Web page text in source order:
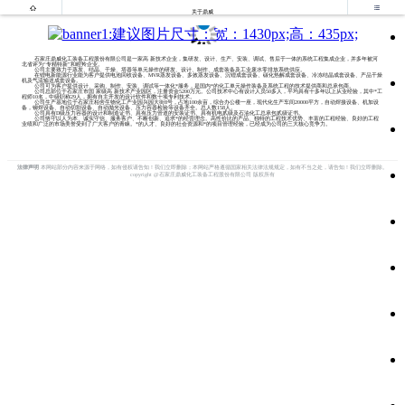

关于鼎威

石家庄鼎威化工装备工程股份有限公司是一家高 新技术企业，集研发、设计、生产、安装、调试、售后于一体的系统工程集成企业，并多年被河
北省评为“专精特新”和瞪羚企业。
公司主要致力于蒸发、结晶、干燥、塔器等单元操作的研发、设计、制作、成套装备及工业废水零排放系统供应。
在锂电新能源行业能为客户提供电池回收设备、MVR蒸发设备、多效蒸发设备、沉锂成套设备、碳化热解成套设备、冷冻结晶成套设备、产品干燥
机及气流输送成套设备。
公司可为客户提供设计、采购、制作、安装、调试等一体化*服务，是国内*的化工单元操作装备及系统工程的技术提供商和总承包商。
公司总部位于石家庄市国 家级高 新技术产业园区，注册资金5200万元。公司技术中心有设计人员50多人，平均具有十多年以上从业经验，其中*工
程师10名，中级职称29人，拥有自主开发的设计软件和数十项专利技术。
公司生产基地位于石家庄柏舍生物化工产业园兴园大街8号，占地100余亩，综合办公楼一座，现代化生产车间20000平方，自动焊接设备、机加设
备，铆焊设备、自动切割设备、自动抛光设备、压力容器检验等设备齐全。总人数158人。
公司具有D级压力容器的设计和制造证书、具有压力管道的安装证书、具有机电贰级及石油化工总承包贰级证书。
公司恪守以人为本、诚实守信、服务客户、不断创新、追求*的经营理念。高性价比的产品、独特的工程技术优势、丰富的工程经验、良好的工程
业绩和广泛的市场美誉受到了广大客户的青睐。*的人才、良好的社会资源和*的项目管理经验，已经成为公司的三大核心竞争力。
法律声明 本网站部分内容来源于网络，如有侵权请告知！我们立即删除；本网站严格遵循国家相关法律法规规定，如有不当之处，请告知！我们立即删除。
copyright @石家庄鼎威化工装备工程股份有限公司 版权所有